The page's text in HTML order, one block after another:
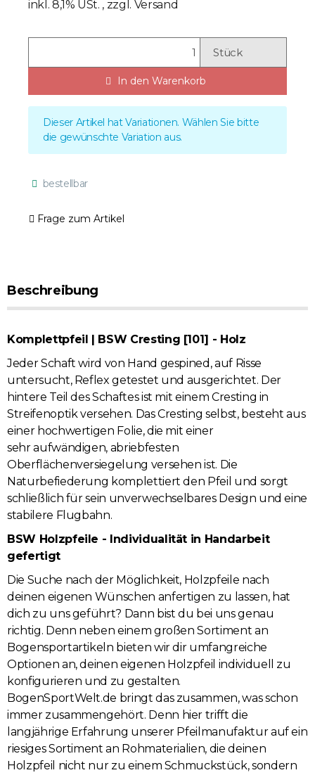
inkl. 8,1% USt. , zzgl. Versand
Stück
In den Warenkorb
xDieser Artikel hat Variationen. Wählen Sie bitte
die gewünschte Variation aus.
bestellbar
Frage zum Artikel
Beschreibung
Komplettpfeil | BSW Cresting [101] - Holz
Jeder Schaft wird von Hand gespined, auf Risse
untersucht, Reflex getestet und ausgerichtet. Der
hintere Teil des Schaftes ist mit einem Cresting in
Streifenoptik versehen. Das Cresting selbst, besteht aus
einer hochwertigen Folie, die mit einer
sehr aufwändigen, abriebfesten
Oberflächenversiegelung versehen ist. Die
Naturbefiederung komplettiert den Pfeil und sorgt
schließlich für sein unverwechselbares Design und eine
stabilere Flugbahn.
BSW Holzpfeile - Individualität in Handarbeit
gefertigt
Die Suche nach der Möglichkeit, Holzpfeile nach
deinen eigenen Wünschen anfertigen zu lassen, hat
dich zu uns geführt? Dann bist du bei uns genau
richtig. Denn neben einem großen Sortiment an
Bogensportartikeln bieten wir dir umfangreiche
Optionen an, deinen eigenen Holzpfeil individuell zu
konfigurieren und zu gestalten.
BogenSportWelt.de bringt das zusammen, was schon
immer zusammengehört. Denn hier trifft die
langjährige Erfahrung unserer Pfeilmanufaktur auf ein
riesiges Sortiment an Rohmaterialien, die deinen
Holzpfeil nicht nur zu einem Schmuckstück, sondern